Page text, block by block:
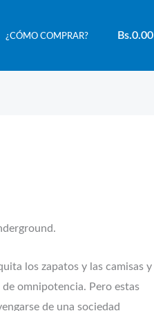
¿CÓMO COMPRAR? Bs.0.00
los zapatos y las camisas y
omnipotencia. Pero estas
de una sociedad